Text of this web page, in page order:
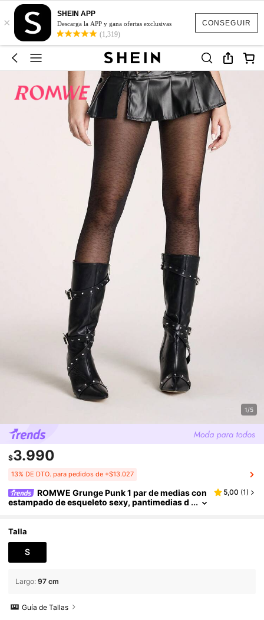
CONSEGUIR
×
SHEIN APP
Descarga la APP y gana ofertas exclusivas
(1,319)
1/5
$3.990
13% DE DTO. para pedidos de +$13.027
ROMWE Grunge Punk 1 par de medias con
estampado de esqueleto sexy, pantimedias d
cos
5,00 (1)
Talla
S
Largo: 97 cm
Guía de Tallas